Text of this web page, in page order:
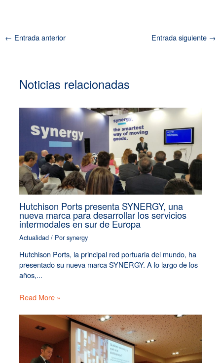
← Entrada anterior Entrada siguiente →
Noticias relacionadas
Hutchison Ports presenta SYNERGY, una
nueva marca para desarrollar los servicios
intermodales en sur de Europa
Actualidad / Porsynergy
Hutchison Ports, la principal red portuaria del mundo, ha
presentado su nueva marca SYNERGY. A lo largo de los
años,...
Read More »